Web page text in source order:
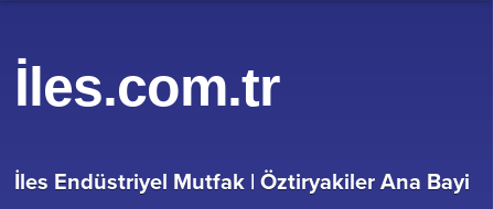
İles.com.tr
İles Endüstriyel Mutfak |Öztiryakiler Ana Bayi